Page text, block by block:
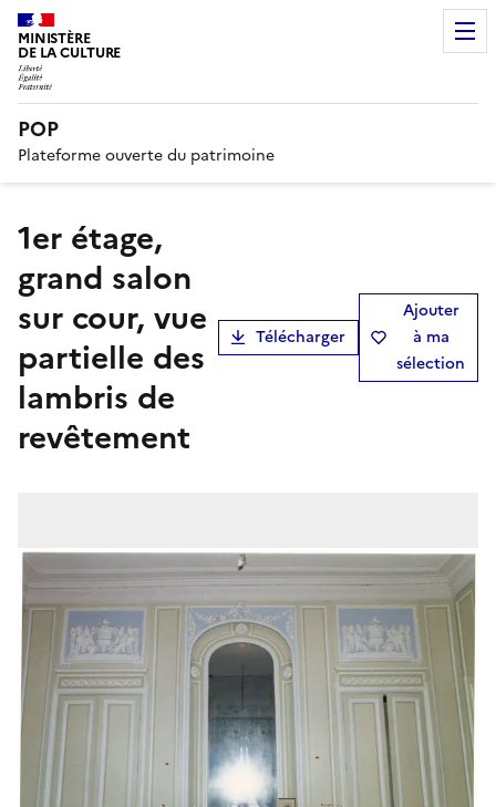
MINISTÈRE
DE LA CULTURE
POP
Plateforme ouverte du patrimoine
1er étage,
grand salon
sur cour, vue
partielle des
lambris de
revêtement
Télécharger
Ajouter
à ma
sélection